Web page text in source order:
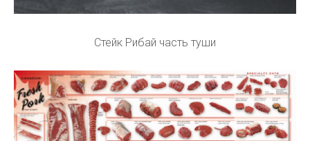
Стейк Рибай часть туши